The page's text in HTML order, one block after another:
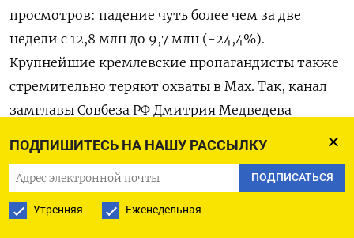
ПОДПИШИТЕСЬ НА НАШУ РАССЫЛКУ
ПОДПИСАТЬСЯ
Утренняя Еженедельная
просмотров: падение чуть более чем за две
недели с 12,8 млн до 9,7 млн (-24,4%).
Крупнейшие кремлевские пропагандисты также
стремительно теряют охваты в Max. Так, канал
замглавы Совбеза РФ Дмитрия Медведева
лишился 74,8% просмотров (падение с 964 тыс.
до 243 тыс.). У Маргариты Симоньян «выбыло»
64,1% аудитории — просмотры упали с 555 тыс.
до 199 тыс.; у Владимира Соловьева — 46%